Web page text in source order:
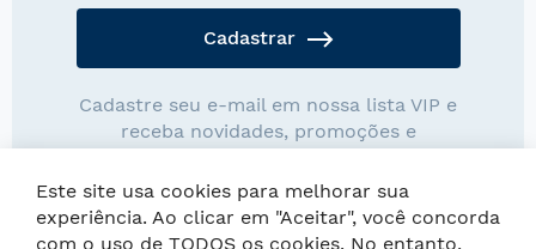
Cadastrar
Cadastre seu e-mail em nossa lista VIP e
receba novidades, promoções e
Este site usa cookies para melhorar sua
experiência. Ao clicar em "Aceitar", você concorda
com o uso de TODOS os cookies. No entanto,